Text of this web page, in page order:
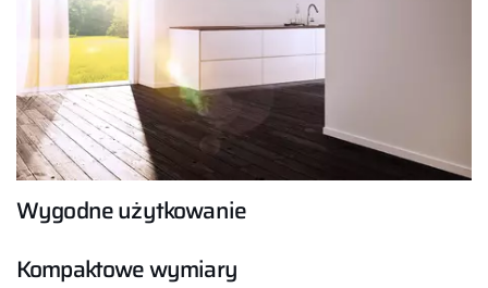
Wygodne użytkowanie
Kompaktowe wymiary